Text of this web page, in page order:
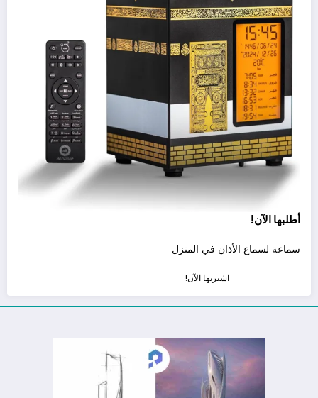
أطلبها الآن!
سماعة لسماع الأذان في المنزل
اشتريها الآن!